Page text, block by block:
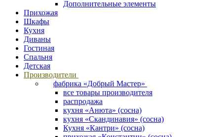
Дополнительные элементы
Прихожая
Шкафы
Кухня
Диваны
Гостиная
Спальня
Детская
Производители
фабрика «Добрый Мастер»
все товары производителя
распродажа
кухня «Анюта» (сосна)
кухня «Скандинавия» (сосна)
Кухня «Кантри» (сосна)